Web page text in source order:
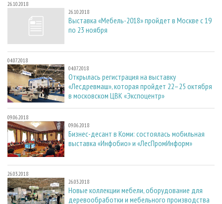
26.10.2018
26.10.2018
Выставка «Мебель-2018» пройдет в Москве с 19
по 23 ноября
04.07.2018
04.07.2018
Открылась регистрация на выставку
«Лесдревмаш», которая пройдет 22–25 октября
в московском ЦВК «Экспоцентр»
09.06.2018
09.06.2018
Бизнес-десант в Коми: состоялась мобильная
выставка «Инфобио» и «ЛесПромИнформ»
26.03.2018
26.03.2018
Новые коллекции мебели, оборудование для
деревообработки и мебельного производства